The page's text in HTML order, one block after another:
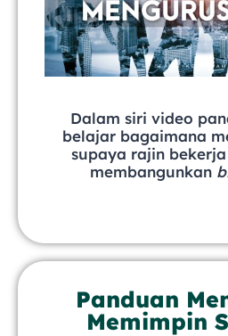
Dalam siri video
belajar bagaimana
supaya rajin
membangunkan
Panduan
Memimpin